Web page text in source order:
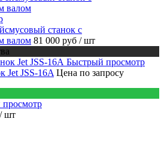
станок с
валом 81 000 руб / шт
Быстрый просмотр
Jet JSS-16A Цена по запросу
/ шт